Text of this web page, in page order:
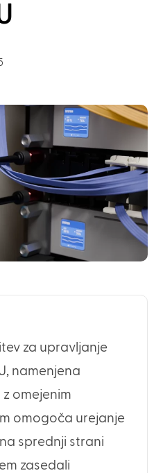
za upravljanje
namenjena
omejenim
omogoča urejanje
sprednji strani
zasedali